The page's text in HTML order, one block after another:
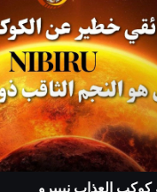
كوكب العذاب نيبيرو